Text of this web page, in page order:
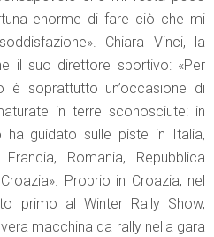
enorme di fare ciò che mi
Chiara Vinci, la
il suo direttore sportivo: «Per
soprattutto un’occasione di
in terre sconosciute: in
guidato sulle piste in Italia,
Romania, Repubblica
Proprio in Croazia, nel
primo al Winter Rally Show,
macchina da rally nella gara